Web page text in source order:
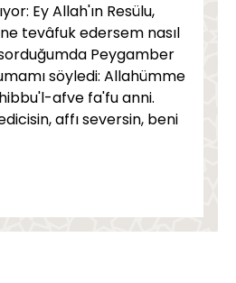
sevmeyi
hilelerini sorarlardı...
Ey Allah'ın Resülu,
tevâfuk edersem nasıl
Peygamber
söyledi: Allahümme
afve fa'fu anni.
affı seversin, beni